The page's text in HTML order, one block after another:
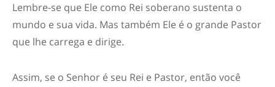
Lembre-se que Ele como Rei soberano sustenta o
mundo e sua vida. Mas também Ele é o grande Pastor
que lhe carrega e dirige.
Assim, se o Senhor é seu Rei e Pastor, então você